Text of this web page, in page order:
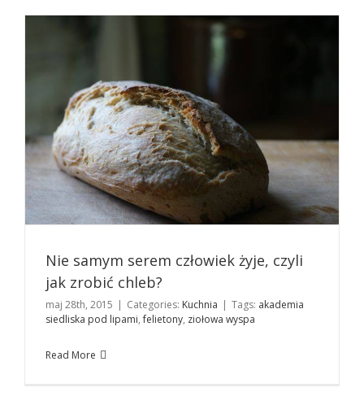
Nie samym serem człowiek żyje, czyli
jak zrobić chleb?
maj 28th, 2015 | Categories: Kuchnia | Tags: akademia
siedliska pod lipami,felietony, ziołowa wyspa
Read More
Warsztaty serowarsko-chlebowe z elementami
zielarstwa i kulinariów Akademii Siedliska pod Lipami